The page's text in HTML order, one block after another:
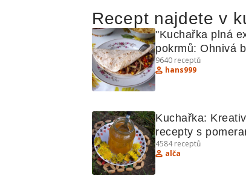
Recept najdete v
"Kuchařka plná
pokrmů: Ohnivá
Kuřecí kari,
votroci"
9640 receptů
hans999
Kuchařka:
recepty s
zeleninou
4584receptů
alča